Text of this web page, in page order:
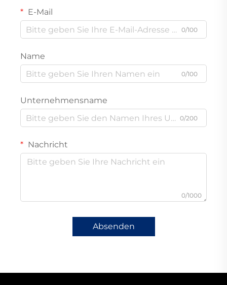
E-Mail
0/100
Name
0/100
Unternehmensname
0/200
Nachricht
0/1000
Absenden